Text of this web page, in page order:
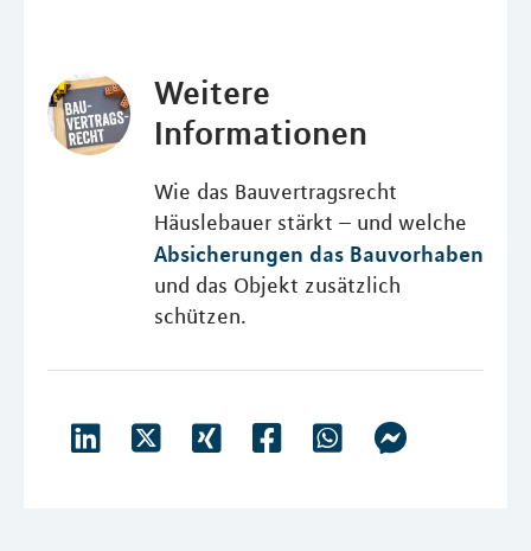
Weitere
Informationen
Wie das Bauvertragsrecht
Häuslebauer stärkt – und welche
Absicherungen das Bauvorhaben
und das Objekt zusätzlich
schützen.